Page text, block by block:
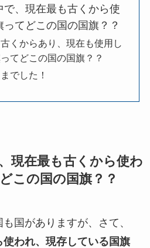
で、現在最も古くから使
てどこの国の国旗？？
くからあり、現在も使用し
てどこの国の国旗？？
でした！
現在最も古くから使わ
この国の国旗？？
国がありますが、さて、
われ、現存している国旗